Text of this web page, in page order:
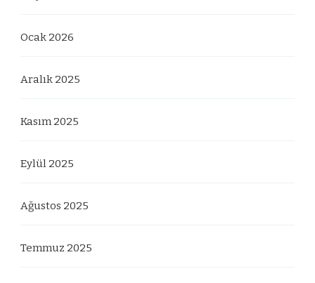
Ocak 2026
Aralık 2025
Kasım 2025
Eylül 2025
Ağustos 2025
Temmuz 2025